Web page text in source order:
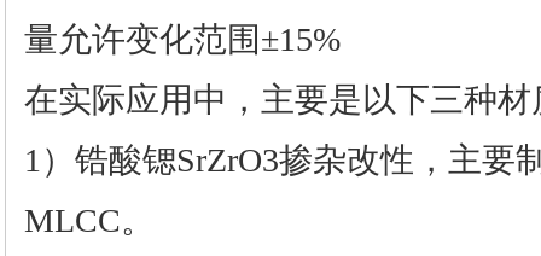
量允许变化范围±15%
在实际应用中，主要是以下三种材
1）锆酸锶SrZrO3掺杂改性，主要
MLCC。